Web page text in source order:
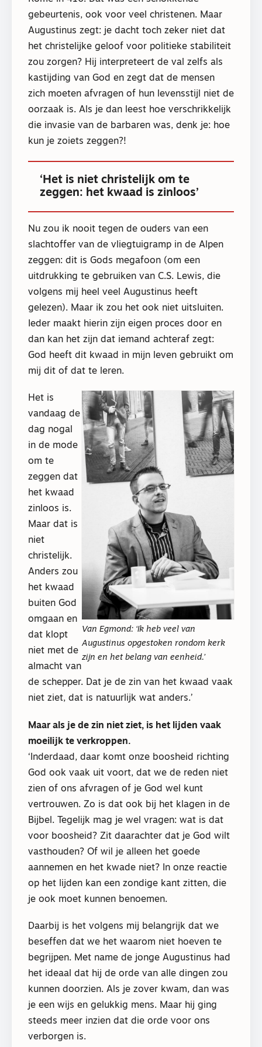
gebeurtenis, ook voor veel christenen. Maar
Augustinus zegt: je dacht toch zeker niet dat
het christelijke geloof voor politieke stabiliteit
zou zorgen? Hij interpreteert de val zelfs als
kastijding van God en zegt dat de mensen
zich moeten afvragen of hun levensstijl niet de
oorzaak is. Als je dan leest hoe verschrikkelijk
die invasie van de barbaren was, denk je: hoe
kun je zoiets zeggen?!
‘Het is niet christelijk om te
zeggen: het kwaad is zinloos’
Nu zou ik nooit tegen de ouders van een
slachtoffer van de vliegtuigramp in de Alpen
zeggen: dit is Gods megafoon (om een
uitdrukking te gebruiken van C.S. Lewis, die
volgens mij heel veel Augustinus heeft
gelezen). Maar ik zou het ook niet uitsluiten.
Ieder maakt hierin zijn eigen proces door en
dan kan het zijn dat iemand achteraf zegt:
God heeft dit kwaad in mijn leven gebruikt om
mij dit of dat te leren.
Van Egmond: ‘Ik heb veel van
Augustinus opgestoken rondom kerk
zijn en het belang van eenheid.’
Het is
vandaag de
dag nogal
in de mode
om te
zeggen dat
het kwaad
zinloos is.
Maar dat is
niet
christelijk.
Anders zou
het kwaad
buiten God
omgaan en
dat klopt
niet met de
almacht van
de schepper. Dat je de zin van het kwaad vaak
niet ziet, dat is natuurlijk wat anders.’
Maar als je de zin niet ziet, is het lijden vaak
moeilijk te verkroppen.
‘Inderdaad, daar komt onze boosheid richting
God ook vaak uit voort, dat we de reden niet
zien of ons afvragen of je God wel kunt
vertrouwen. Zo is dat ook bij het klagen in de
Bijbel. Tegelijk mag je wel vragen: wat is dat
voor boosheid? Zit daarachter dat je God wilt
vasthouden? Of wil je alleen het goede
aannemen en het kwade niet? In onze reactie
op het lijden kan een zondige kant zitten, die
je ook moet kunnen benoemen.
Daarbij is het volgens mij belangrijk dat we
beseffen dat we het waarom niet hoeven te
begrijpen. Met name de jonge Augustinus had
het ideaal dat hij de orde van alle dingen zou
kunnen doorzien. Als je zover kwam, dan was
je een wijs en gelukkig mens. Maar hij ging
steeds meer inzien dat die orde voor ons
verborgen is.